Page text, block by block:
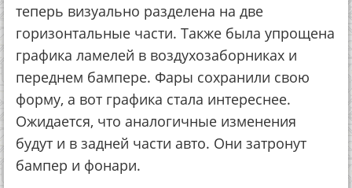
теперь визуально разделена на две
горизонтальные части. Также была упрощена
графика ламелей в воздухозаборниках и
переднем бампере. Фары сохранили свою
форму, а вот графика стала интереснее.
Ожидается, что аналогичные изменения
будут и в задней части авто. Они затронут
бампер и фонари.